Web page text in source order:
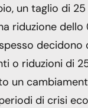
un taglio di
riduzione dello
decidono
o riduzioni di
un
di crisi